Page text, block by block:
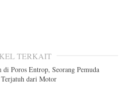
TERKAIT
di Poros Entrop, Seorang Pemuda
Terjatuh dari Motor